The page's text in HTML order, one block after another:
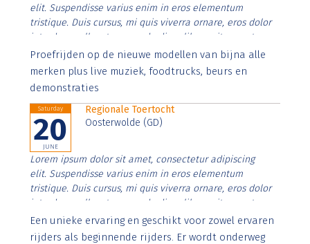
elit. Suspendisse varius enim in eros elementum
tristique. Duis cursus, mi quis viverra ornare, eros dolor
interdum nulla, ut commodo diam libero vitae erat.
Aenean faucibus nibh et justo cursus id rutrum lorem
imperdiet. Nunc ut sem vitae risus tristique posuere.
Proefrijden op de nieuwe modellen van bijna alle
merken plus live muziek, foodtrucks, beurs en
demonstraties
Saturday
20
JUNE
Regionale Toertocht
Oosterwolde (GD)
Lorem ipsum dolor sit amet, consectetur adipiscing
elit. Suspendisse varius enim in eros elementum
tristique. Duis cursus, mi quis viverra ornare, eros dolor
interdum nulla, ut commodo diam libero vitae erat.
Aenean faucibus nibh et justo cursus id rutrum lorem
imperdiet. Nunc ut sem vitae risus tristique posuere.
Een unieke ervaring en geschikt voor zowel ervaren
rijders als beginnende rijders. Er wordt onderweg